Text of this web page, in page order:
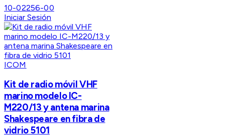
10-02256-00
Iniciar Sesión
ICOM
Kit de radio móvil VHF
marino modelo IC-
M220/13 y antena marina
Shakespeare en fibra de
vidrio 5101